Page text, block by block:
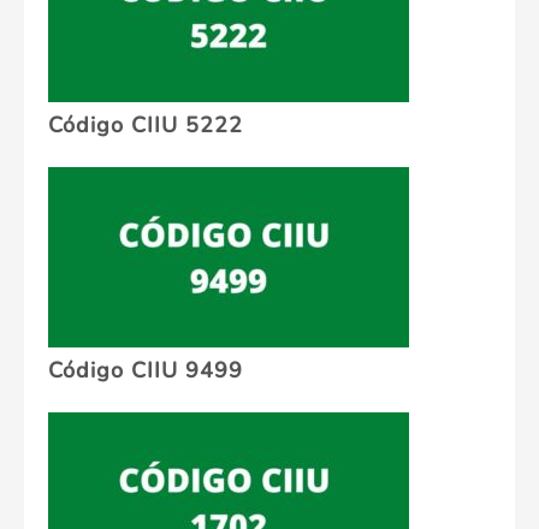
Código CIIU 5222
Código CIIU 9499